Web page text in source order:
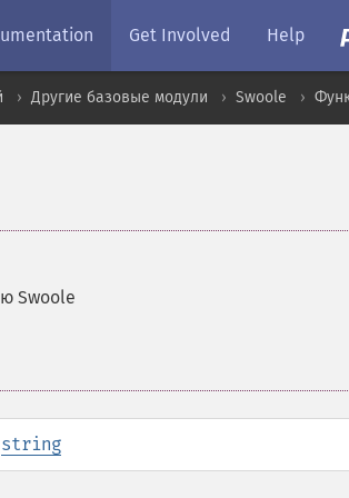
Get Involved Help
Другие базовые модули Swoole
Swoole
string